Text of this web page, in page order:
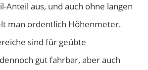
Anteil aus, und auch ohne langen
man ordentlich Höhenmeter.
sind für geübte
gut fahrbar, aber auch